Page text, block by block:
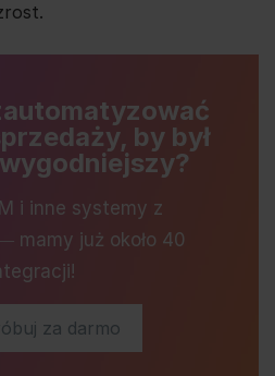
by był
i inne systemy z
mamy już około 40
za darmo